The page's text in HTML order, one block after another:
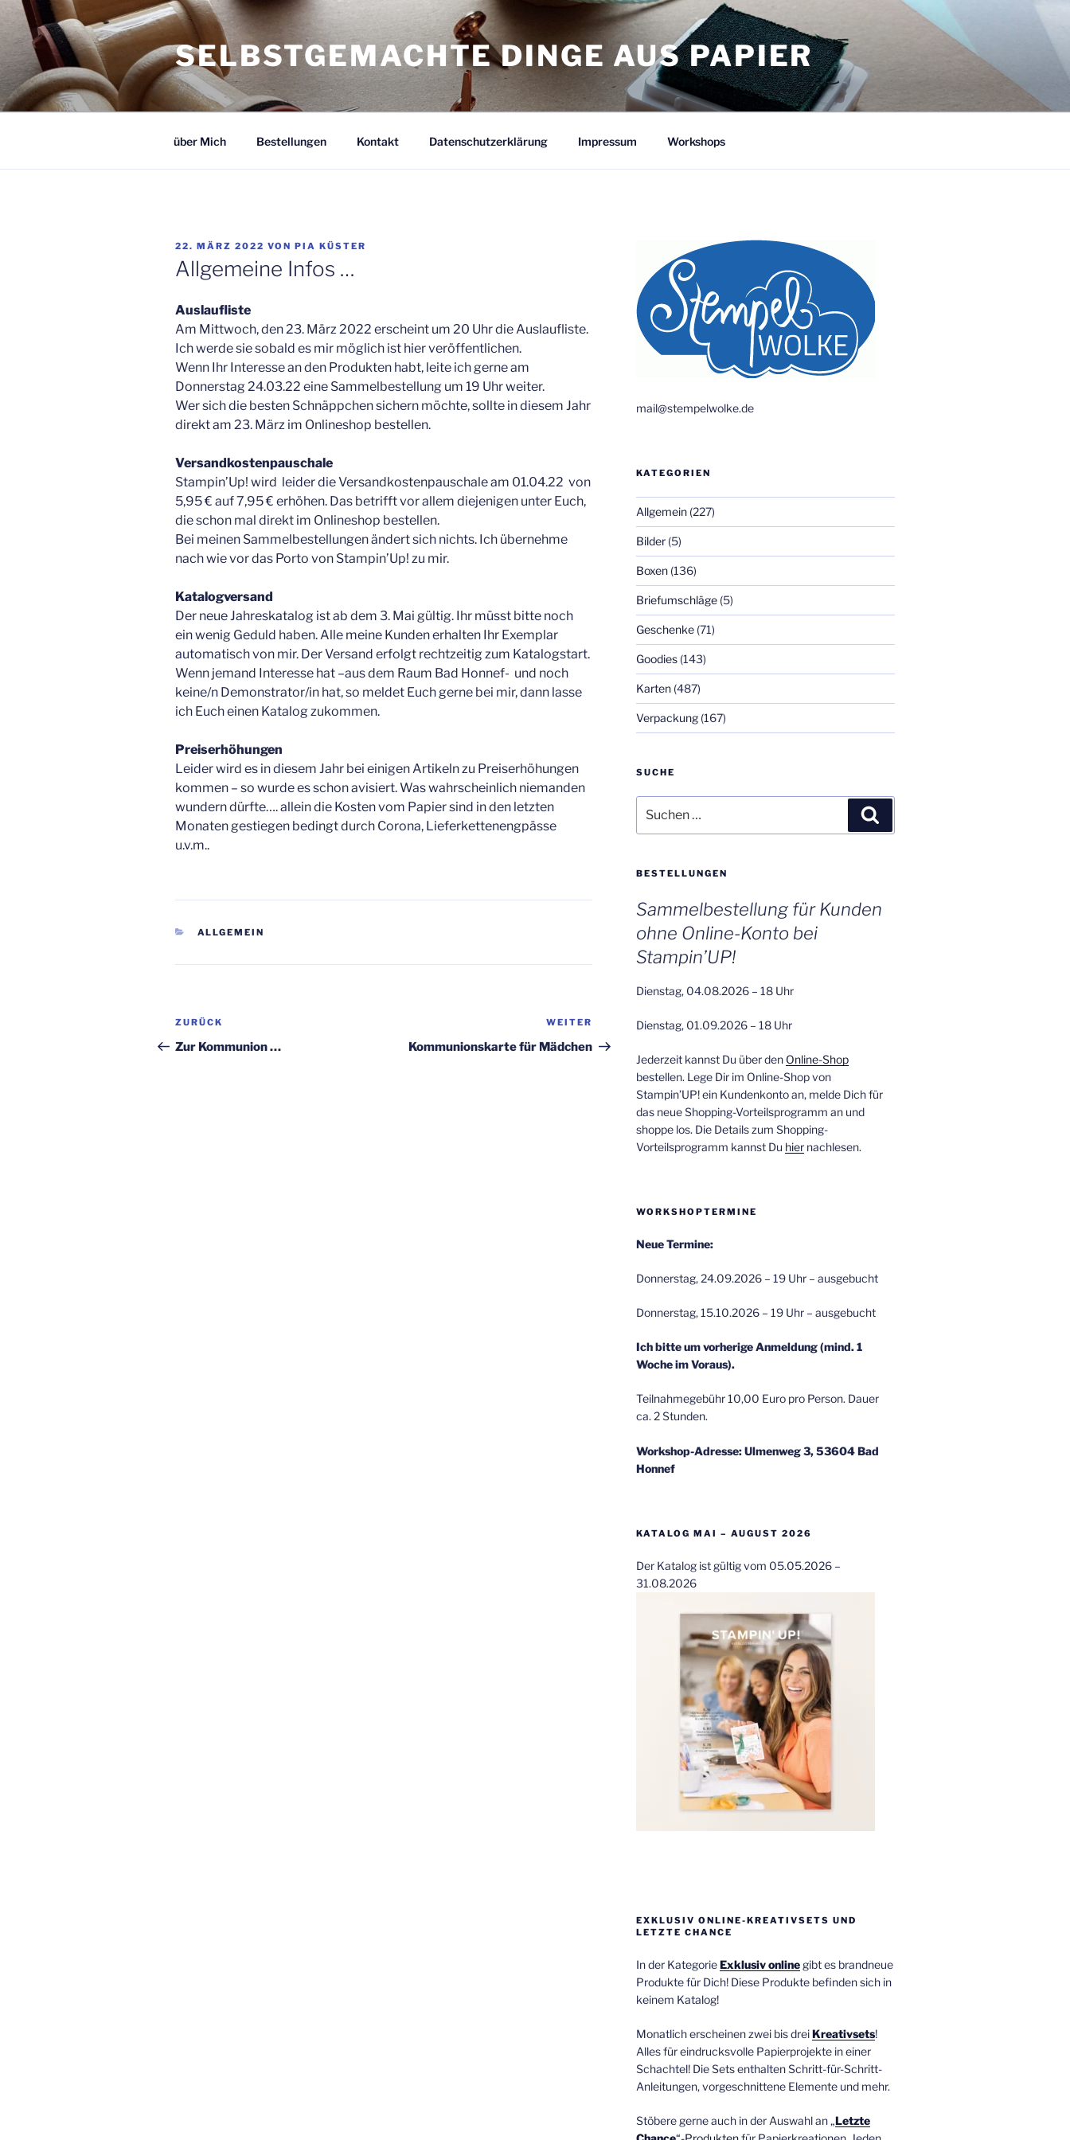
Zum
Inhalt
springen
SELBSTGEMACHTE DINGE AUS PAPIER
über Mich Bestellungen Kontakt Datenschutzerklärung Impressum Workshops
VERÖFFENTLICHT
AM
22. MÄRZ 2022 VON PIA KÜSTER
Allgemeine Infos …
Auslaufliste
Am Mittwoch, den 23. März 2022 erscheint um 20 Uhr die Auslaufliste.
Ich werde sie sobald es mir möglich ist hier veröffentlichen.
Wenn Ihr Interesse an den Produkten habt, leite ich gerne am
Donnerstag 24.03.22 eine Sammelbestellung um 19 Uhr weiter.
Wer sich die besten Schnäppchen sichern möchte, sollte in diesem Jahr
direkt am 23. März im Onlineshop bestellen.
Versandkostenpauschale
Stampin’Up! wird leider die Versandkostenpauschale am 01.04.22 von
5,95 € auf 7,95 € erhöhen. Das betrifft vor allem diejenigen unter Euch,
die schon mal direkt im Onlineshop bestellen.
Bei meinen Sammelbestellungen ändert sich nichts. Ich übernehme
nach wie vor das Porto von Stampin’Up! zu mir.
Katalogversand
Der neue Jahreskatalog ist ab dem 3. Mai gültig. Ihr müsst bitte noch
ein wenig Geduld haben. Alle meine Kunden erhalten Ihr Exemplar
automatisch von mir. Der Versand erfolgt rechtzeitig zum Katalogstart.
Wenn jemand Interesse hat –aus dem Raum Bad Honnef- und noch
keine/n Demonstrator/in hat, so meldet Euch gerne bei mir, dann lasse
ich Euch einen Katalog zukommen.
Preiserhöhungen
Leider wird es in diesem Jahr bei einigen Artikeln zu Preiserhöhungen
kommen – so wurde es schon avisiert. Was wahrscheinlich niemanden
wundern dürfte…. allein die Kosten vom Papier sind in den letzten
Monaten gestiegen bedingt durch Corona, Lieferkettenengpässe
u.v.m..
KATEGORIEN
ALLGEMEIN
Beitragsnavigation
Vorheriger
Beitrag
ZURÜCK
Zur Kommunion …
Nächster
Beitrag
WEITER
Kommunionskarte für Mädchen
mail@stempelwolke.de
KATEGORIEN
Allgemein(227)
Bilder(5)
Boxen(136)
Briefumschläge(5)
Geschenke(71)
Goodies(143)
Karten(487)
Verpackung(167)
SUCHE
nach:
BESTELLUNGEN
Sammelbestellung für Kunden
ohne Online-Konto bei
Stampin’UP!
Dienstag, 04.08.2026 – 18 Uhr
Dienstag, 01.09.2026 – 18 Uhr
Jederzeit kannst Du über den Online-Shop
bestellen. Lege Dir im Online-Shop von
Stampin’UP! ein Kundenkonto an, melde Dich für
das neue Shopping-Vorteilsprogramm an und
shoppe los. Die Details zum Shopping-
Vorteilsprogramm kannst Du hiernachlesen.
WORKSHOPTERMINE
Neue Termine:
Donnerstag, 24.09.2026 – 19 Uhr – ausgebucht
Donnerstag, 15.10.2026 – 19 Uhr – ausgebucht
Ich bitte um vorherige Anmeldung (mind. 1
Woche im Voraus).
Teilnahmegebühr 10,00 Euro pro Person. Dauer
ca. 2 Stunden.
Workshop-Adresse: Ulmenweg 3, 53604 Bad
Honnef
KATALOG MAI – AUGUST 2026
Der Katalog ist gültig vom 05.05.2026 –
31.08.2026
EXKLUSIV ONLINE-KREATIVSETS UND
LETZTE CHANCE
In der KategorieExklusiv onlinegibt es brandneue
Produkte für Dich! Diese Produkte befinden sich in
keinem Katalog!
Monatlich erscheinen zwei bis drei Kreativsets!
Alles für eindrucksvolle Papierprojekte in einer
Schachtel! Die Sets enthalten Schritt-für-Schritt-
Anleitungen, vorgeschnittene Elemente und mehr.
Stöbere gerne auch in der Auswahl an „Letzte